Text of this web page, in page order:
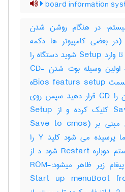
board information
در هنگام روشن شدن
سیستم دکمه DELET (در بعضی کامپیوتر ها دکمه
دیگر) را پائین نگه دارید تا وارد Setup شوید دستگاه را
به گونه تنظیم کنید که اولین وسیله بوت شدن CD-
Rom باشد یعنی وارد قسمت Bios featurs setupه
و اولین وسیله بوت شدن را CD قرار دهید سپس روی
گزینهSave &Exit setup کلیک کرده و از Setup
خارجید در اینجا سوالی مبنی بر (Save to cmos
and exit (Y/N از شما پرسیده می شود کلید Y را
فشار دهید دهید تا سیستم دوباره Restart شود د از
Restart سیستم سه پیغام زیر ظاهر میشود:-ROM
Start up menuBoot